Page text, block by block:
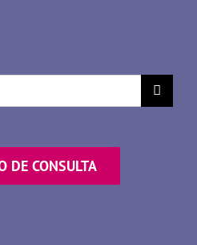
DE CONSULTA